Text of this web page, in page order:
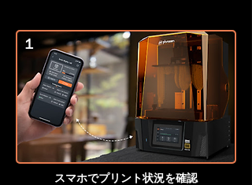
１
スマホでプリント状況を確認